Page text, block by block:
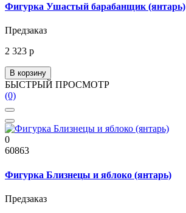
Фигурка Ушастый барабанщик (янтарь)
Предзаказ
2 323 р
В корзину
БЫСТРЫЙ ПРОСМОТР
(0)
0
60863
Фигурка Близнецы и яблоко (янтарь)
Предзаказ